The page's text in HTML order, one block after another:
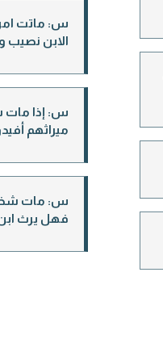
س: ماتت
الابن نصيب
س: إذا مات
ميراثهم
س: مات شخص
فهل يرث ابن